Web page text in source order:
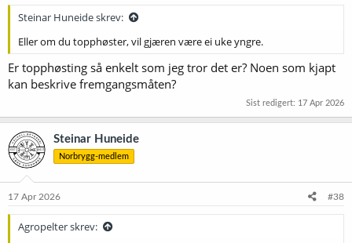
Steinar Huneide skrev:
Eller om du topphøster, vil gjæren være ei uke yngre.
Er topphøsting så enkelt som jeg tror det er? Noen som kjapt
kan beskrive fremgangsmåten?
Sist redigert: 17 Apr 2026
Steinar Huneide
Norbrygg-medlem
17 Apr 2026 #38
Agropelter skrev: